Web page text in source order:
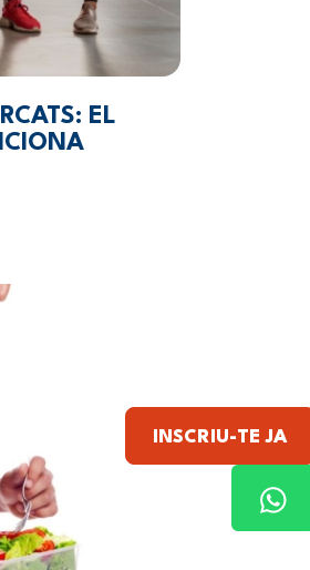
INSCRIU-TE JA
EL